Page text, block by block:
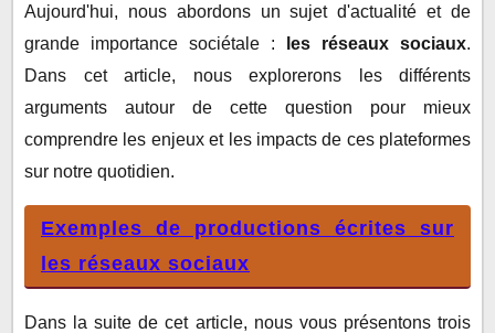
Aujourd'hui, nous abordons un sujet d'actualité et de
grande importance sociétale :
les réseaux sociaux.
Dans cet article, nous explorerons les différents
arguments autour de cette question pour mieux
comprendre les enjeux et les impacts de ces plateformes
sur notre quotidien.
Exemples de productions écrites sur
les réseaux sociaux
Dans la suite de cet article, nous vous présentons trois